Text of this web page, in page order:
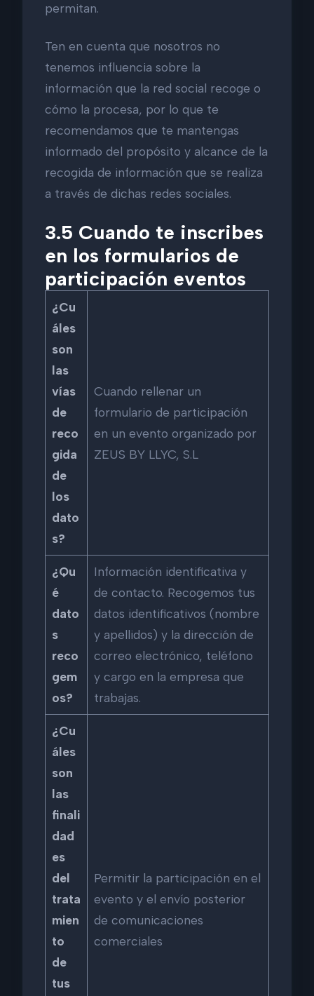
permitan.
Ten en cuenta que nosotros no
tenemos influencia sobre la
información que la red social recoge o
cómo la procesa, por lo que te
recomendamos que te mantengas
informado del propósito y alcance de la
recogida de información que se realiza
a través de dichas redes sociales.
3.5 Cuando te inscribes
en los formularios de
participación eventos
¿Cu
áles
son
las
vías
de
reco
gida
de
los
dato
s?
Cuando rellenar un
formulario de participación
en un evento organizado por
ZEUS BY LLYC, S.L
¿Qu
é
dato
s
reco
gem
os?
Información identificativa y
de contacto. Recogemos tus
datos identificativos (nombre
y apellidos) y la dirección de
correo electrónico, teléfono
y cargo en la empresa que
trabajas.
¿Cu
áles
son
las
finali
dad
es
del
trata
mien
to
de
tus
Permitir la participación en el
evento y el envío posterior
de comunicaciones
comerciales